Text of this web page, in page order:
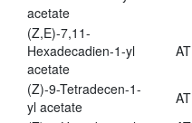
acetate
(Z,E)-7,11-
Hexadecadien-1-yl
acetate
AT
(Z)-9-Tetradecen-1-
yl acetate
AT